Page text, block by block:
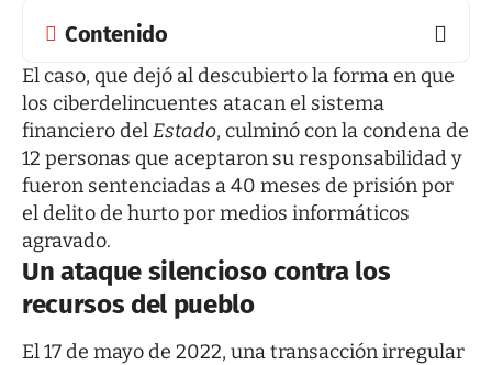
Contenido
El caso, que dejó al descubierto la forma en que
los ciberdelincuentes atacan el sistema
financiero delEstado, culminó con la condena de
12 personas que aceptaron su responsabilidad y
fueron sentenciadas a 40 meses de prisión por
el delito de hurto por medios informáticos
agravado.
Un ataque silencioso contra los
recursos del pueblo
El 17 de mayo de 2022, una transacción irregular